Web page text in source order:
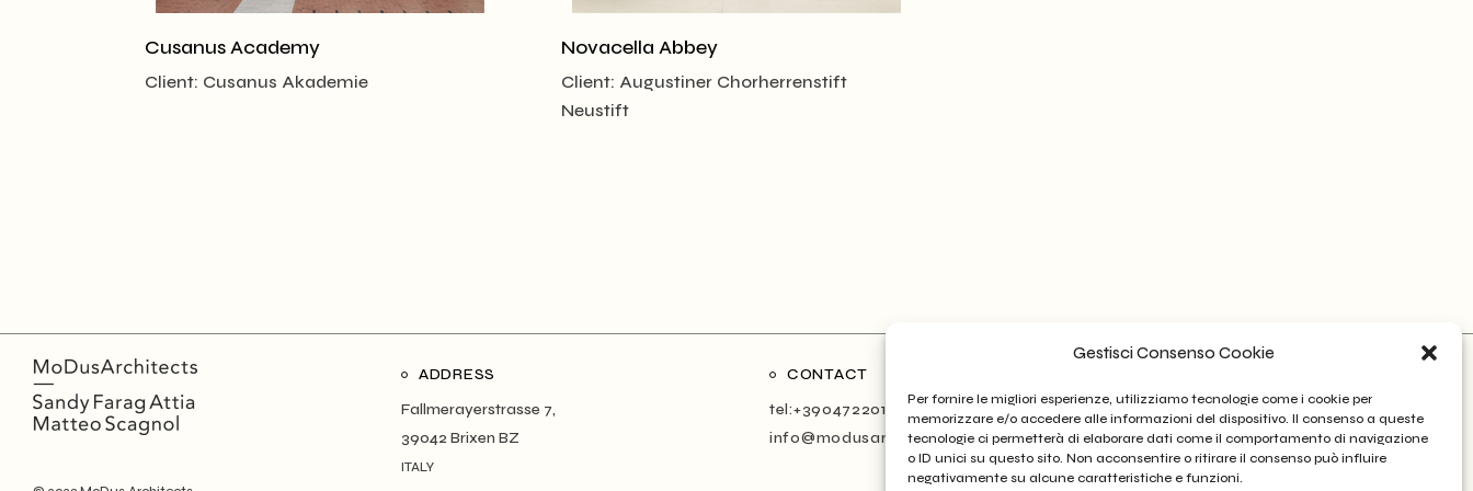
Gestisci Consenso Cookie
Per fornire le migliori esperienze, utilizziamo tecnologie come i cookie per
memorizzare e/o accedere alle informazioni del dispositivo. Il consenso a queste
tecnologie ci permetterà di elaborare dati come il comportamento di navigazione
o ID unici su questo sito. Non acconsentire o ritirare il consenso può influire
negativamente su alcune caratteristiche e funzioni.
Cusanus Academy
Client: Cusanus Akademie
Novacella Abbey
Client: Augustiner Chorherrenstift
Neustift
ADDRESS
Fallmerayerstrasse 7,
39042 Brixen BZ
ITALY
CONTACT
tel:+390472201581
info@modusarchitects.com
Instagram
web devolopment: